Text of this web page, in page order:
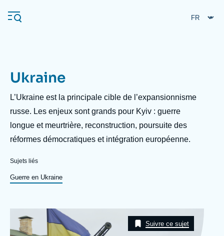
au
contenu
Navigation
principale
Analyses
Événements
Se connecter
À propos de l'Ifri
L'Ifri en bref
Ukraine
Description
L’Ukraine est la principale cible de l’expansionnisme
russe. Les enjeux sont grands pour Kyiv : guerre
longue et meurtrière, reconstruction, poursuite des
réformes démocratiques et intégration européenne.
Sujets liés
Guerre en Ukraine
Taxonomie
Suivre ce sujet